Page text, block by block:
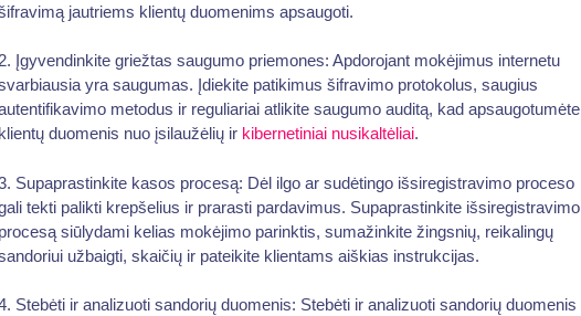
jautriems klientų duomenims apsaugoti.
2. Įgyvendinkite griežtas saugumo priemones: Apdorojant mokėjimus internetu
yra saugumas. Įdiekite patikimus šifravimo protokolus, saugius
metodus ir reguliariai atlikite saugumo auditą, kad apsaugotumėte
klientų duomenis nuo įsilaužėlių ir kibernetiniai nusikaltėliai.
Supaprastinkite kasos procesą: Dėl ilgo ar sudėtingo išsiregistravimo proceso
tekti palikti krepšelius ir prarasti pardavimus. Supaprastinkite išsiregistravimo
procesą siūlydami kelias mokėjimo parinktis, sumažinkite žingsnių, reikalingų
užbaigti, skaičių ir pateikite klientams aiškias instrukcijas.
Stebėti ir analizuoti sandorių duomenis: Stebėti ir analizuoti sandorių duomenis